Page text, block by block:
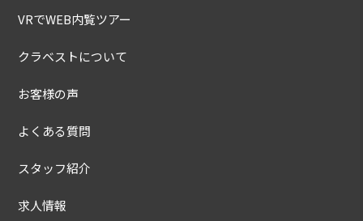
VRでWEB内覧ツアー
クラベストについて
お客様の声
よくある質問
スタッフ紹介
求人情報